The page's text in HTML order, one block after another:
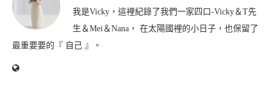
我是Vicky，這裡紀錄了我們一家四口-Vicky＆T先
生＆Mei＆Nana， 在太陽國裡的小日子，也保留了
最重要要的『 自己 』。